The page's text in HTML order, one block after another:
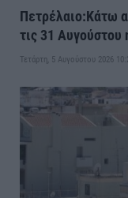
Πετρέλαιο:Κάτω
τις 31 Αυγούστου
Τετάρτη, 5 Αυγούστου 2026